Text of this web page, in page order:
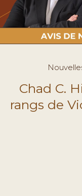
Chad C.
rangs de